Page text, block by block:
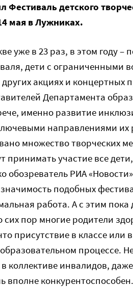
Фестиваль детского
мая в Лужниках.
уже в 23 раз, в этом году –
дети с ограниченными
акциях и концертных
Департамента
именно развитие
направлениями их
множество творческих
принимать участие все
обозреватель РИА «Новости»
подобных
работа. А с этим пока
сих пор многие родители
присутствие в классе или
процессе.
коллективе инвалидов,